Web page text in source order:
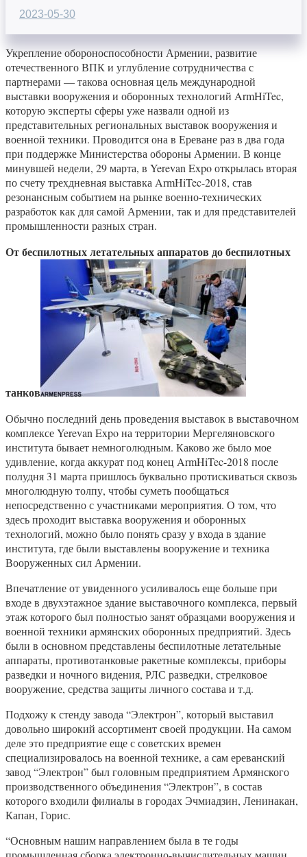
2023-05-30
Укрепление обороноспособности Армении, развитие
отечественного ВПК и углубление сотрудничества с
партнерами — такова основная цель международной
выставки вооружения и оборонных технологий ArmHiTec,
которую эксперты сферы уже назвали одной из
представительных региональных выставок вооружения и
военной техники. Проводится она в Ереване раз в два года
при поддержке Министерства обороны Армении. В конце
минувшей недели, 29 марта, в Yerevan Expo открылась вторая
по счету трехдневная выставка ArmHiTec-2018, став
резонансным событием на рынке военно-технических
разработок как для самой Армении, так и для представителей
промышленности разных стран.
От беспилотных летательных аппаратов до беспилотных
танков
Обычно последний день проведения выставок в выставочном
комплексе Yerevan Expo на территории Мергеляновского
института бывает немноголюдным. Каково же было мое
удивление, когда аккурат под конец ArmHiTec-2018 после
полудня 31 марта пришлось буквально протискиваться сквозь
многолюдную толпу, чтобы суметь пообщаться
непосредственно с участниками мероприятия. О том, что
здесь проходит выставка вооружения и оборонных
технологий, можно было понять сразу у входа в здание
института, где были выставлены вооружение и техника
Вооруженных сил Армении.
Впечатление от увиденного усиливалось еще больше при
входе в двухэтажное здание выставочного комплекса, первый
этаж которого был полностью занят образцами вооружения и
военной техники армянских оборонных предприятий. Здесь
были в основном представлены беспилотные летательные
аппараты, противотанковые ракетные комплексы, приборы
разведки и ночного видения, РЛС разведки, стрелковое
вооружение, средства защиты личного состава и т.д.
Подхожу к стенду завода “Электрон”, который выставил
довольно широкий ассортимент своей продукции. На самом
деле это предприятие еще с советских времен
специализировалось на военной технике, а сам ереванский
завод “Электрон” был головным предприятием Армянского
производственного объединения “Электрон”, в состав
которого входили филиалы в городах Эчмиадзин, Ленинакан,
Капан, Горис.
“Основным нашим направлением была в те годы